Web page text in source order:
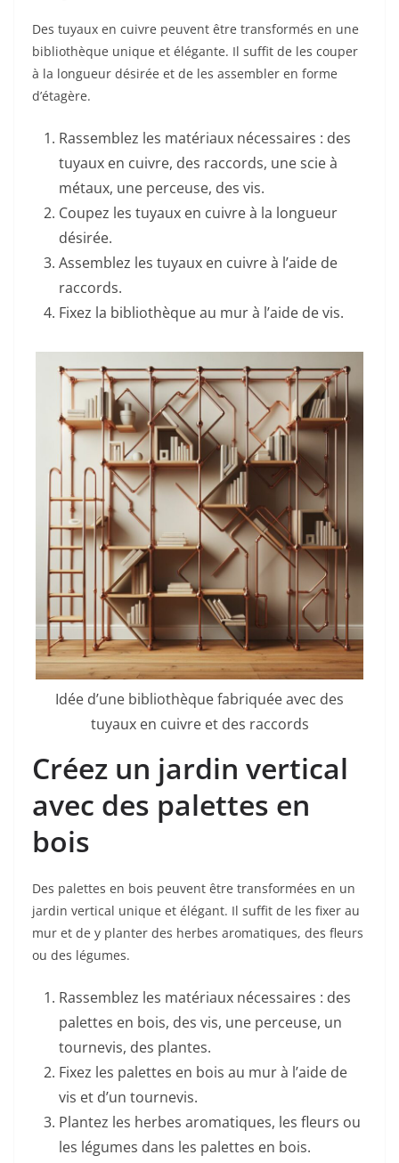
Des tuyaux en cuivre peuvent être transformés en une
bibliothèque unique et élégante. Il suffit de les couper
à la longueur désirée et de les assembler en forme
d’étagère.
Rassemblez les matériaux nécessaires : des
tuyaux en cuivre, des raccords, une scie à
métaux, une perceuse, des vis.
Coupez les tuyaux en cuivre à la longueur
désirée.
Assemblez les tuyaux en cuivre à l’aide de
raccords.
Fixez la bibliothèque au mur à l’aide de vis.
Idée d’une bibliothèque fabriquée avec des
tuyaux en cuivre et des raccords
Créez un jardin vertical
avec des palettes en
bois
Des palettes en bois peuvent être transformées en un
jardin vertical unique et élégant. Il suffit de les fixer au
mur et de y planter des herbes aromatiques, des fleurs
ou des légumes.
Rassemblez les matériaux nécessaires : des
palettes en bois, des vis, une perceuse, un
tournevis, des plantes.
Fixez les palettes en bois au mur à l’aide de
vis et d’un tournevis.
Plantez les herbes aromatiques, les fleurs ou
les légumes dans les palettes en bois.